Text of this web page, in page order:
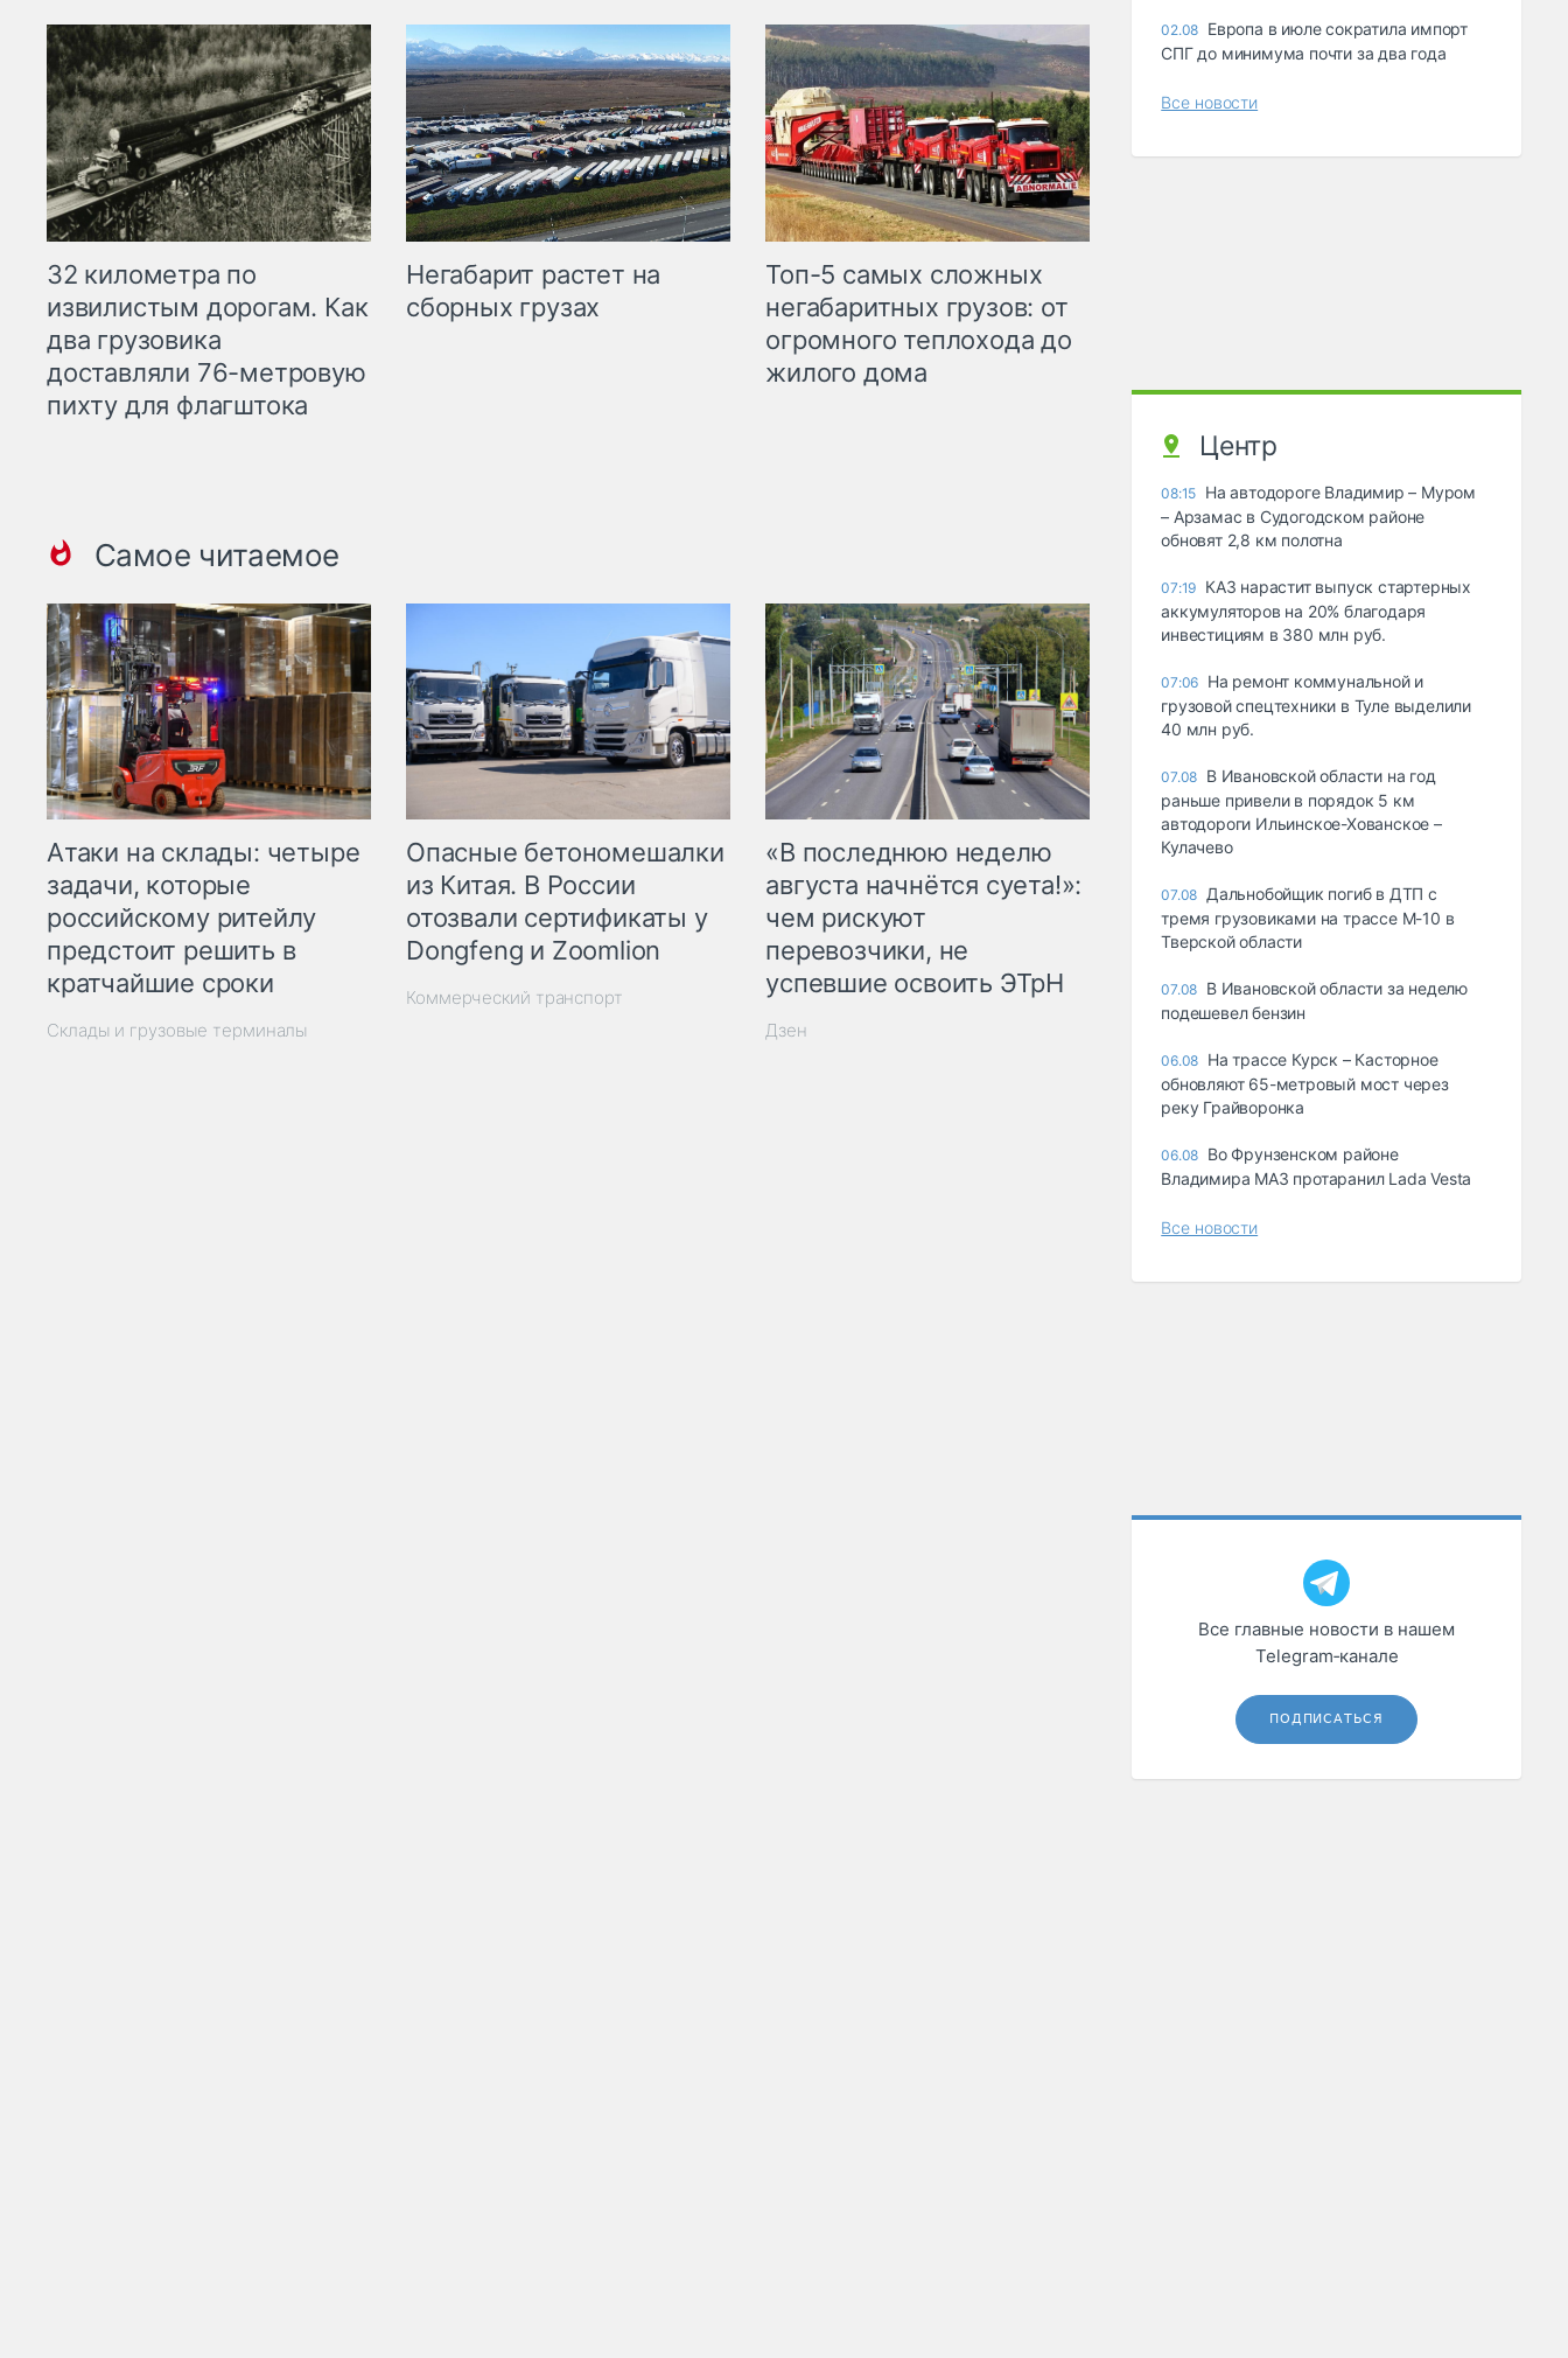
32 километра по
извилистым дорогам. Как
два грузовика
доставляли 76-метровую
пихту для флагштока
Негабарит растет на
сборных грузах
Топ-5 самых сложных
негабаритных грузов: от
огромного теплохода до
жилого дома
Самое читаемое
Атаки на склады: четыре
задачи, которые
российскому ритейлу
предстоит решить в
кратчайшие сроки
Склады и грузовые терминалы
Опасные бетономешалки
из Китая. В России
отозвали сертификаты у
Dongfeng и Zoomlion
Коммерческий транспорт
«В последнюю неделю
августа начнётся суета!»:
чем рискуют
перевозчики, не
успевшие освоить ЭТрН
Дзен
02.08 Европа в июле сократила импорт
СПГ до минимума почти за два года
Все новости
Центр
08:15 На автодороге Владимир – Муром
– Арзамас в Судогодском районе
обновят 2,8 км полотна
07:19 КАЗ нарастит выпуск стартерных
аккумуляторов на 20% благодаря
инвестициям в 380 млн руб.
07:06 На ремонт коммунальной и
грузовой спецтехники в Туле выделили
40 млн руб.
07.08 В Ивановской области на год
раньше привели в порядок 5 км
автодороги Ильинское-Хованское –
Кулачево
07.08 Дальнобойщик погиб в ДТП с
тремя грузовиками на трассе М-10 в
Тверской области
07.08 В Ивановской области за неделю
подешевел бензин
06.08 На трассе Курск – Касторное
обновляют 65-метровый мост через
реку Грайворонка
06.08 Во Фрунзенском районе
Владимира МАЗ протаранил Lada Vesta
Все новости
Все главные новости в нашем
Telegram‑канале
ПОДПИСАТЬСЯ